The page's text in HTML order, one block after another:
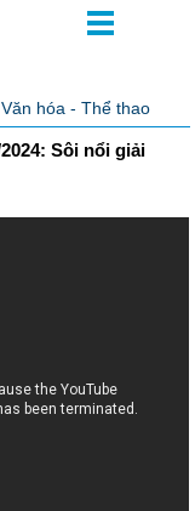
Văn hóa - Thể thao
Sôi nổi giải